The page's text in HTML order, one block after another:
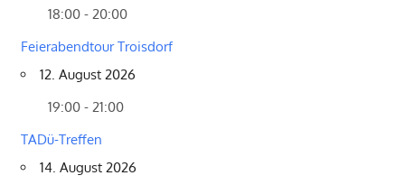
18:00 - 20:00
Feierabendtour Troisdorf
12. August 2026
19:00 - 21:00
TADü-Treffen
14. August 2026